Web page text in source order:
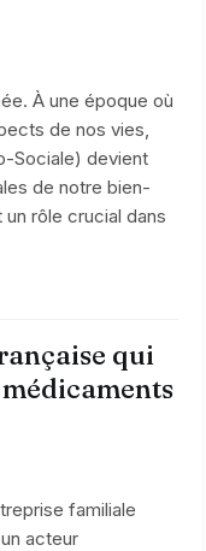
À une époque où
de nos vies,
Sociale) devient
de notre bien-
rôle crucial dans
qui
familiale
acteur